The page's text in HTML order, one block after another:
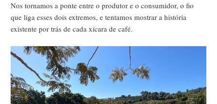
Nos tornamos a ponte entre o produtor e o consumidor, o fio
que liga esses dois extremos, e tentamos mostrar a história
existente por trás de cada xícara de café.